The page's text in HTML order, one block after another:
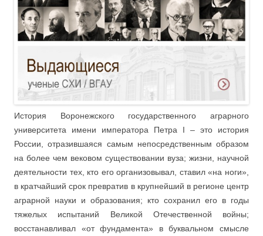
История Воронежского государственного аграрного
университета имени императора Петра I – это история
России, отразившаяся самым непосредственным образом
на более чем вековом существовании вуза; жизни, научной
деятельности тех, кто его организовывал, ставил «на ноги»,
в кратчайший срок превратив в крупнейший в регионе центр
аграрной науки и образования; кто сохранил его в годы
тяжелых испытаний Великой Отечественной войны;
восстанавливал «от фундамента» в буквальном смысле